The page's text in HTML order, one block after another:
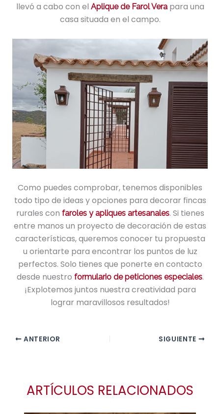
llevó a cabo con el Aplique de Farol Verapara una
casa situada en el campo.
Como puedes comprobar, tenemos disponibles
todo tipo de ideas y opciones para decorar fincas
rurales con faroles y apliques artesanales. Si tienes
entre manos un proyecto de decoración de estas
características, queremos conocer tu propuesta
u orientarte para encontrar los puntos de luz
perfectos. Solo tienes que ponerte en contacto
desde nuestro formulario de peticiones especiales.
¡Explotemos juntos nuestra creatividad para
lograr maravillosos resultados!
ANTERIOR SIGUIENTE
ARTÍCULOS RELACIONADOS